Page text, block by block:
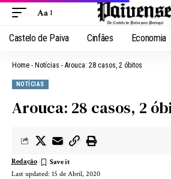
Aa
Castelo de Paiva Cinfães Economia
Home - Notícias - Arouca: 28 casos, 2 óbitos
NOTÍCIAS
Arouca: 28 casos, 2
Last updated: 15 de Abril, 2020
Redação